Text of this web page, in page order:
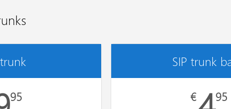
95
SIP trunk
€ 95